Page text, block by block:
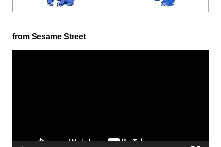
from Sesame Street